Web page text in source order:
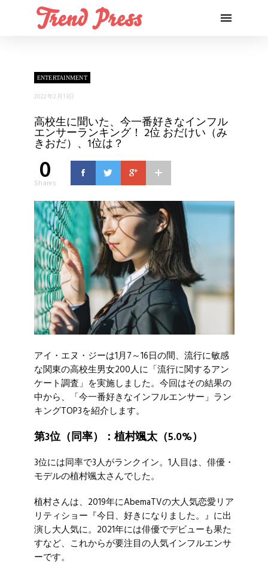
ENTERTAINMENT
2022年2月13日
高校生に聞いた、今一番好きなインフル
エンサーランキング！ 2位 おだけい（み
きおだ）、1位は？
0
Shares
アイ・エヌ・ジーは1月7～16日の間、流行に敏感
な関東の高校生男女200人に「流行に関するアン
ケート調査」を実施しました。今回はその結果の
中から、「今一番好きなインフルエンサー」ラン
キングTOP3を紹介します。
第3位（同率）：植村颯太（5.0%）
3位には同率で3人がランクイン。1人目は、俳優・
モデルの植村颯太さんでした。
植村さんは、2019年にAbemaTVの大人気恋愛リア
リティショー『今日、好きになりました。』に出
演し大人気に。2021年には俳優でデビューも果た
すなど、これからが要注目の人気インフルエンサ
ーです。